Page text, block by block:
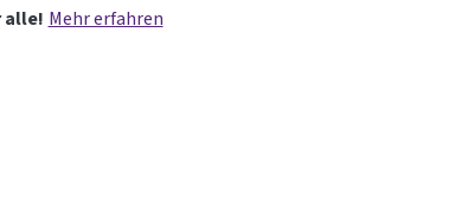
alle! Mehr erfahren